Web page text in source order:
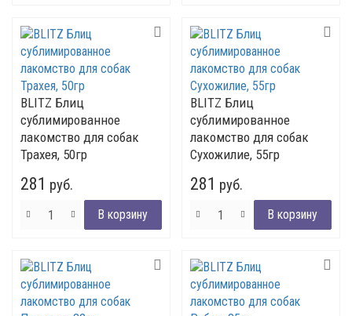
BLITZ Блиц
сублимированное
лакомство для собак
Трахея, 50гр
281 руб.
BLITZ Блиц
сублимированное
лакомство для собак
Сухожилие, 55гр
281 руб.